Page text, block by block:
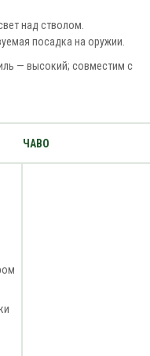
над стволом.
посадка на оружии.
— высокий; совместим с
ЧАВО